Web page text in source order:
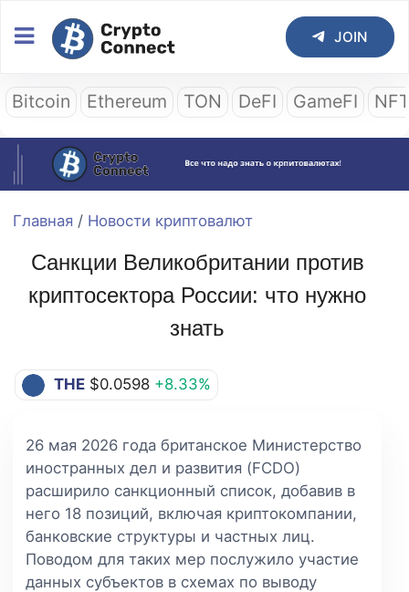
JOIN
Bitcoin Ethereum TON DeFI GameFI
Главная / Новости криптовалют
Санкции Великобритании против
криптосектора России: что нужно
знать
THE $0.0598 +8.33%
26 мая 2026 года британское Министерство
иностранных дел и развития (FCDO)
расширило санкционный список, добавив в
него 18 позиций, включая криптокомпании,
банковские структуры и частных лиц.
Поводом для таких мер послужило участие
данных субъектов в схемах по выводу